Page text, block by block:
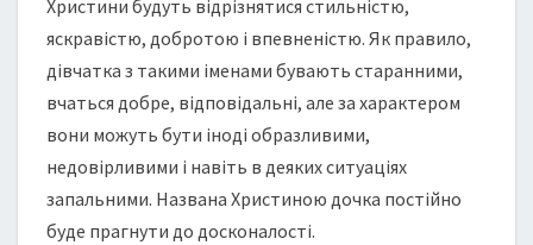
Христини будуть відрізнятися стильністю,
яскравістю, добротою і впевненістю. Як правило,
дівчатка з такими іменами бувають старанними,
вчаться добре, відповідальні, але за характером
вони можуть бути іноді образливими,
недовірливими і навіть в деяких ситуаціях
запальними. Названа Христиною дочка постійно
буде прагнути до досконалості.